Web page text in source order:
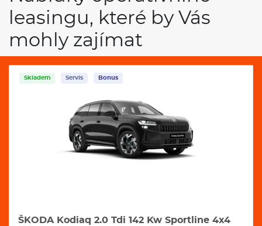
leasingu, které by Vás
mohly zajímat
Skladem Servis Bonus
ŠKODA Kodiaq 2.0 Tdi 142 Kw Sportline 4x4